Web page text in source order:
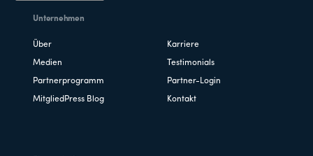
Unternehmen
Über Karriere
Medien Testimonials
Partnerprogramm Partner-Login
MitgliedPress Blog Kontakt